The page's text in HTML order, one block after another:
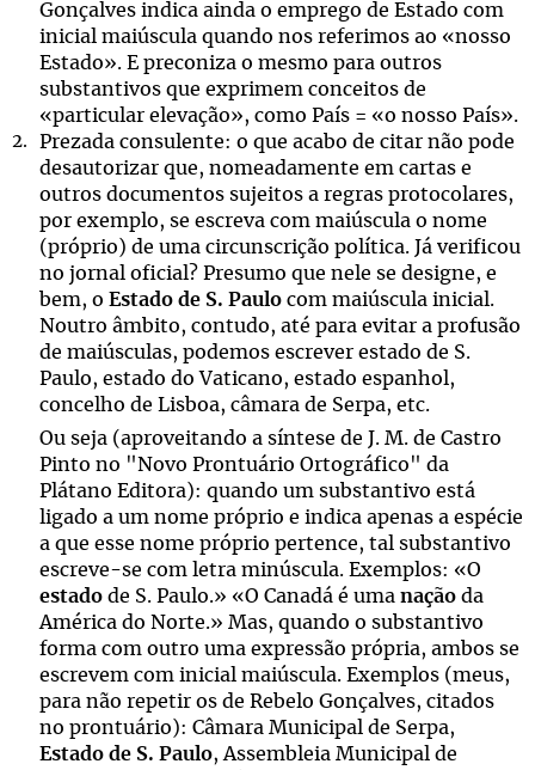
Gonçalves indica ainda o emprego de Estado com
inicial maiúscula quando nos referimos ao «nosso
Estado». E preconiza o mesmo para outros
substantivos que exprimem conceitos de
«particular elevação», como País = «o nosso País».
Prezada consulente: o que acabo de citar não pode
desautorizar que, nomeadamente em cartas e
outros documentos sujeitos a regras protocolares,
por exemplo, se escreva com maiúscula o nome
(próprio) de uma circunscrição política. Já verificou
no jornal oficial? Presumo que nele se designe, e
bem, o Estado de S. Paulocom maiúscula inicial.
Noutro âmbito, contudo, até para evitar a profusão
de maiúsculas, podemos escrever estado de S.
Paulo, estado do Vaticano, estado espanhol,
concelho de Lisboa, câmara de Serpa, etc.
Ou seja (aproveitando a síntese de J. M. de Castro
Pinto no "Novo Prontuário Ortográfico" da
Plátano Editora): quando um substantivo está
ligado a um nome próprio e indica apenas a espécie
a que esse nome próprio pertence, tal substantivo
escreve-se com letra minúscula. Exemplos: «O
estadode S. Paulo.» «O Canadá é uma naçãoda
América do Norte.» Mas, quando o substantivo
forma com outro uma expressão própria, ambos se
escrevem com inicial maiúscula. Exemplos (meus,
para não repetir os de Rebelo Gonçalves, citados
no prontuário): Câmara Municipal de Serpa,
Estado de S. Paulo, Assembleia Municipal de